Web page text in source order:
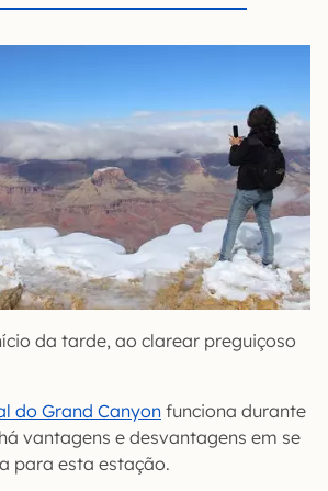
da tarde, ao clarear preguiçoso
do Grand Canyon funciona durante
vantagens e desvantagens em se
para esta estação.